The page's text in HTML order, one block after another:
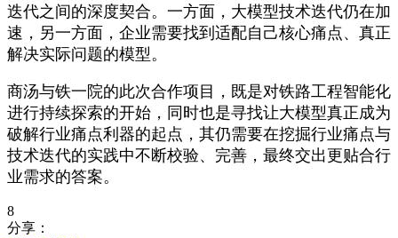
迭代之间的深度契合。一方面，大模型技术迭代仍在加
速，另一方面，企业需要找到适配自己核心痛点、真正
解决实际问题的模型。
商汤与铁一院的此次合作项目，既是对铁路工程智能化
进行持续探索的开始，同时也是寻找让大模型真正成为
破解行业痛点利器的起点，其仍需要在挖掘行业痛点与
技术迭代的实践中不断校验、完善，最终交出更贴合行
业需求的答案。
8
分享：